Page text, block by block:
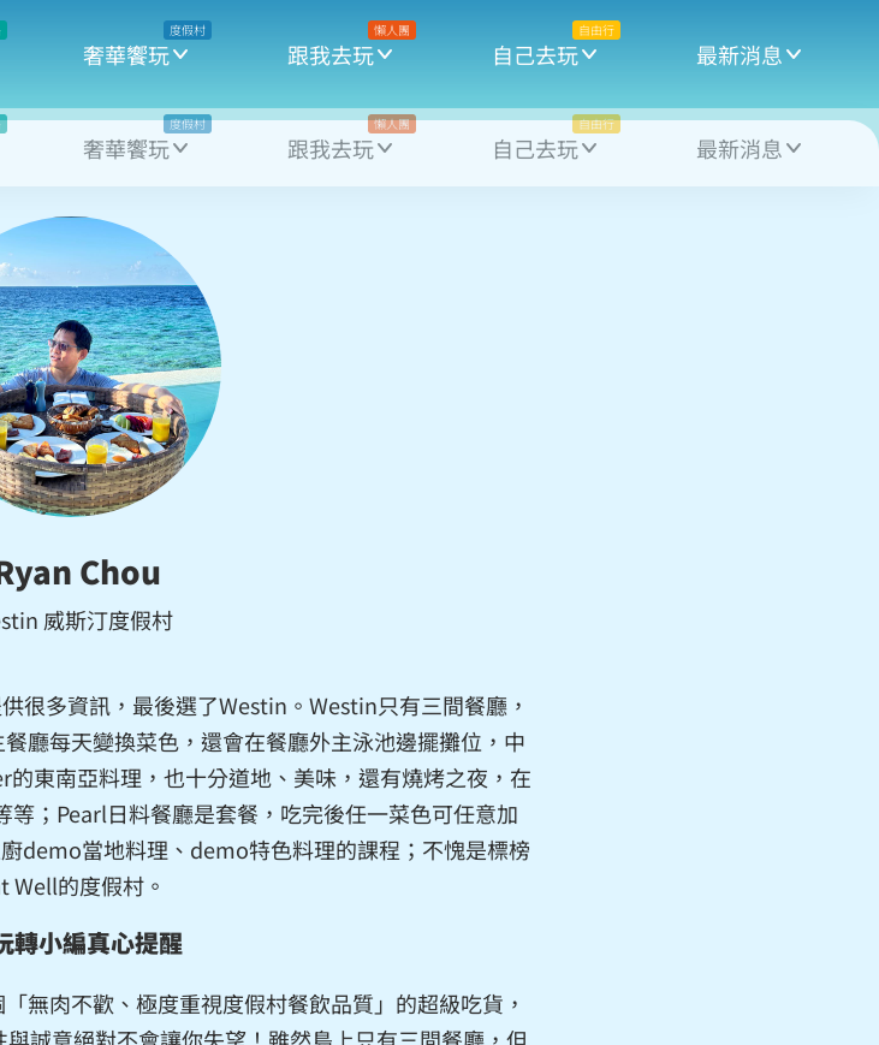
奢華饗玩
度假村
跟我去玩
懶人團
自己去玩
自由行
最新消息
奢華饗玩
度假村
跟我去玩
懶人團
自己去玩
自由行
最新消息
Chou
威斯汀度假村
很多資訊，最後選了Westin。Westin只有三間餐廳，
廳每天變換菜色，還會在餐廳外主泳池邊擺攤位，中
東南亞料理，也十分道地、美味，還有燒烤之夜，在
；Pearl日料餐廳是套餐，吃完後任一菜色可任意加
demo當地料理、demo特色料理的課程；不愧是標榜
Well的度假村。
轉小編真心提醒
無肉不歡、極度重視度假村餐飲品質」的超級吃貨，